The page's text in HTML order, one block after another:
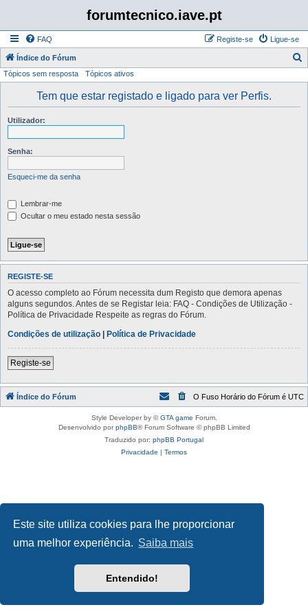
Este site utiliza cookies para lhe proporcionar
uma melhor experiência. Saiba mais
Entendido!
forumtecnico.iave.pt
FAQ Ligue-se
Registe-se
Índice do Fórum
Tópicos sem resposta Tópicos ativos
Tem que estar registado e ligado para ver Perfis.
Utilizador:
Senha:
Esqueci-me da senha
Lembrar-me
Ocultar o meu estado nesta sessão
REGISTE-SE
O acesso completo ao Fórum necessita dum Registo que demora apenas
alguns segundos. Antes de se Registar leia: FAQ - Condições de Utilização -
Política de Privacidade Respeite as regras do Fórum.
Condições de utilização | Política de Privacidade
Registe-se
Índice do Fórum O Fuso Horário do Fórum é UTC
Style Developer by ©GTA game Forum.
Desenvolvido porphpBB® Forum Software © phpBB Limited
Traduzido por: phpBB Portugal
Privacidade | Termos